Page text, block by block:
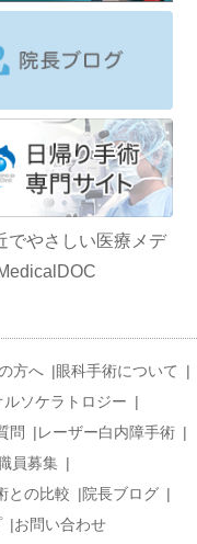
方へ |眼科手術について
|
ルソケラトロジー |
問 |レーザー白内障手術 |
員募集 |
との比較 |院長ブログ |
|お問い合わせ